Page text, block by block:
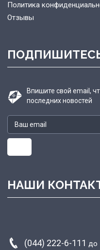
Политика
Отзывы
Впишите свой email,
последних новостей
НАШИ
(044) 222-6-111 до